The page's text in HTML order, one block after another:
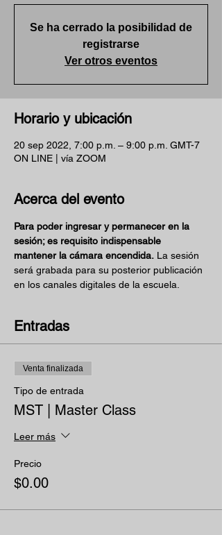
Se ha cerrado la posibilidad de
registrarse
Ver otros eventos
Horario y ubicación
20 sep 2022, 7:00 p.m. – 9:00 p.m. GMT-7
ON LINE | vía ZOOM
Acerca del evento
Para poder ingresar y permanecer en la
sesión; es requisito indispensable
mantener la cámara encendida. La sesión
será grabada para su posterior publicación
en los canales digitales de la escuela.
Entradas
Venta finalizada
Tipo de entrada
MST | Master Class
Leer más
Precio
$0.00